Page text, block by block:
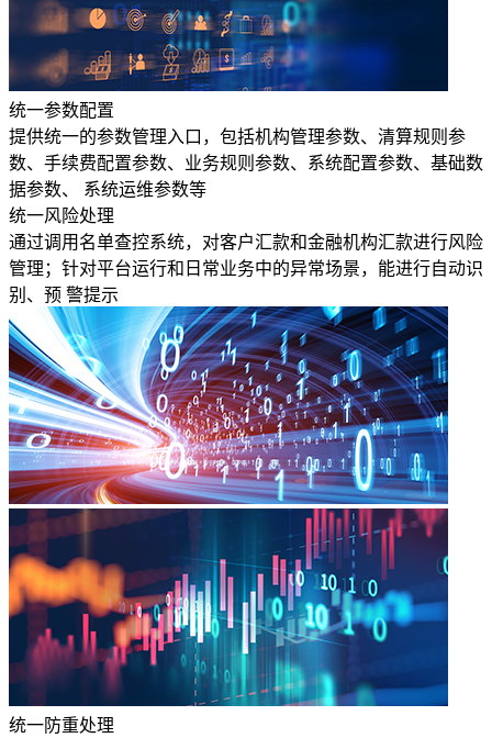
统一参数配置
提供统一的参数管理入口，包括机构管理参数、清算规则参
数、手续费配置参数、业务规则参数、系统配置参数、基础数
据参数、 系统运维参数等
统一风险处理
通过调用名单查控系统，对客户汇款和金融机构汇款进行风险
管理；针对平台运行和日常业务中的异常场景，能进行自动识
别、预 警提示
统一防重处理